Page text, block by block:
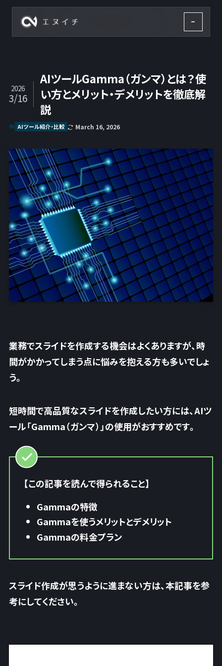
AIツールGamma（ガンマ）とは？使
い方とメリット・デメリットを徹底解
説
2026
3/16
AIツール紹介・比較 March 16, 2026
業務でスライドを作成する機会はよくありますが、時
間がかかってしまう点に悩みを抱える方も多いでしょ
う。
短時間で高品質なスライドを作成したい方には、AIツ
ール「Gamma（ガンマ）」の使用がおすすめです。
【この記事を読んで得られること】
Gammaの特徴
Gammaを使うメリットとデメリット
Gammaの料金プラン
スライド作成が思うように進まない方は、本記事を参
考にしてください。